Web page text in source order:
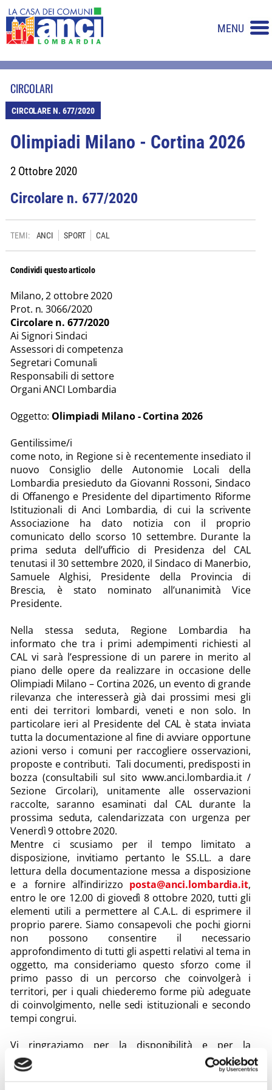
MENU
CIRCOLARI
CIRCOLARE N. 677/2020
Olimpiadi Milano - Cortina 2026
2 Ottobre 2020
Circolare n. 677/2020
TEMI: ANCI SPORT CAL
Condividi questo articolo
Milano, 2 ottobre 2020
Prot. n. 3066/2020
Circolare n. 677/2020
Ai Signori Sindaci
Assessori di competenza
Segretari Comunali
Responsabili di settore
Organi ANCI Lombardia
Oggetto: Olimpiadi Milano - Cortina 2026
Gentilissime/i
come noto, in Regione si è recentemente insediato il
nuovo Consiglio delle Autonomie Locali della
Lombardia presieduto da Giovanni Rossoni, Sindaco
di Offanengo e Presidente del dipartimento Riforme
Istituzionali di Anci Lombardia, di cui la scrivente
Associazione ha dato notizia con il proprio
comunicato dello scorso 10 settembre. Durante la
prima seduta dell’ufficio di Presidenza del CAL
tenutasi il 30 settembre 2020, il Sindaco di Manerbio,
Samuele Alghisi, Presidente della Provincia di
Brescia, è stato nominato all’unanimità Vice
Presidente.
Nella stessa seduta, Regione Lombardia ha
informato che tra i primi adempimenti richiesti al
CAL vi sarà l’espressione di un parere in merito al
piano delle opere da realizzare in occasione delle
Olimpiadi Milano – Cortina 2026, un evento di grande
rilevanza che interesserà già dai prossimi mesi gli
enti dei territori lombardi, veneti e non solo. In
particolare ieri al Presidente del CAL è stata inviata
tutta la documentazione al fine di avviare opportune
azioni verso i comuni per raccogliere osservazioni,
proposte e contributi. Tali documenti, predisposti in
bozza (consultabili sul sito www.anci.lombardia.it /
Sezione Circolari), unitamente alle osservazioni
raccolte, saranno esaminati dal CAL durante la
prossima seduta, calendarizzata con urgenza per
Venerdì 9 ottobre 2020.
Mentre ci scusiamo per il tempo limitato a
disposizione, invitiamo pertanto le SS.LL. a dare
lettura della documentazione messa a disposizione
e a fornire all’indirizzo posta@anci.lombardia.it,
entro le ore 12.00 di giovedì 8 ottobre 2020, tutti gli
elementi utili a permettere al C.A.L. di esprimere il
proprio parere. Siamo consapevoli che pochi giorni
non possono consentire il necessario
approfondimento di tutti gli aspetti relativi al tema in
oggetto, ma consideriamo questo sforzo come il
primo passo di un percorso che coinvolgerà i
territori, per i quali chiederemo forme più adeguate
di coinvolgimento, nelle sedi istituzionali e secondo
tempi congrui.
Vi ringraziamo per la disponibilità e per la
collaborazione.
Cordiali saluti.
Mauro Guerra